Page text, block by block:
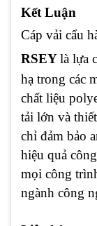
Kết Luận
Cáp vải cẩu
RSEYlà lựa
hạ trong các
chất liệu
tải lớn và
chỉ đảm bảo
hiệu quả
mọi công
ngành công